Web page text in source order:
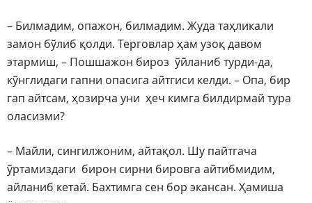
– Билмадим, опажон, билмадим. Жуда таҳликали
замон бўлиб қолди. Терговлар ҳам узоқ давом
этармиш, – Пошшажон бироз ўйланиб турди-да,
кўнглидаги гапни опасига айтгиси келди. – Опа, бир
гап айтсам, ҳозирча уни ҳеч кимга билдирмай тура
оласизми?
– Майли, сингилжоним, айтақол. Шу пайтгача
ўртамиздаги бирон сирни бировга айтибмидим,
айланиб кетай. Бахтимга сен бор экансан. Ҳамиша